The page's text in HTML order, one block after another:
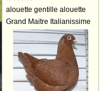
alouette gentille alouette
Grand Maitre Italianissime